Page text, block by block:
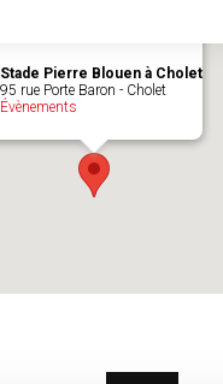
Stade Pierre Blouen à Cholet
95 rue Porte Baron - Cholet
Évènements